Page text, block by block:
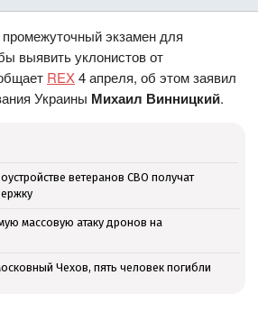
экзамен для
выявить уклонистов от
REX4 апреля, об этом заявил
Украины Михаил Винницкий.
ветеранов СВО получат
массовую атаку дронов на
Чехов, пять человек погибли